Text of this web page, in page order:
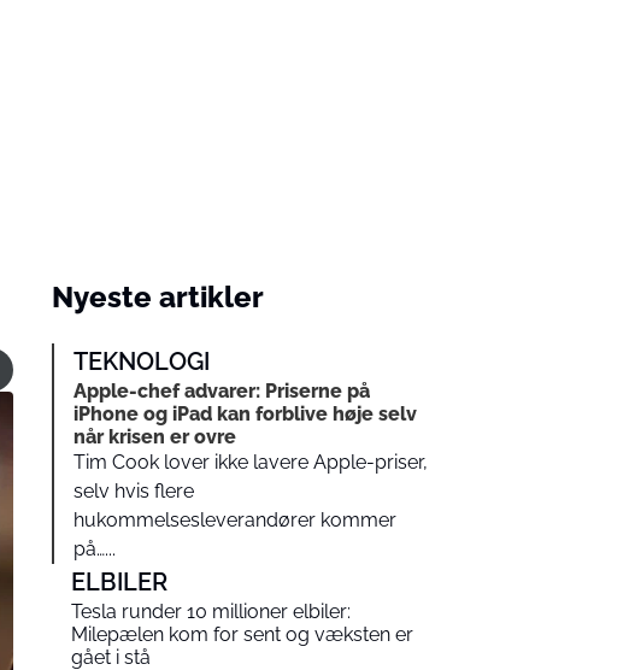
Nyeste artikler
TEKNOLOGI
Apple-chef advarer: Priserne på
iPhone og iPad kan forblive høje selv
når krisen er ovre
Tim Cook lover ikke lavere Apple-priser,
selv hvis flere
hukommelsesleverandører kommer
på…...
ELBILER
Tesla runder 10 millioner elbiler:
Milepælen kom for sent og væksten er
gået i stå